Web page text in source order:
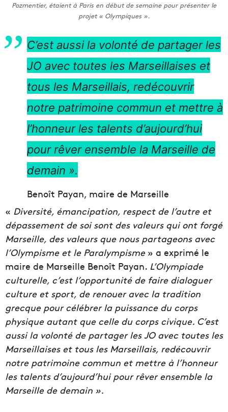
Pozmentier, étaient à Paris en début de semaine pour présenter le
projet « Olympiques ».
C’est aussi la volonté de partager les
JO avec toutes les Marseillaises et
tous les Marseillais, redécouvrir
notre patrimoine commun et mettre à
l’honneur les talents d’aujourd’hui
pour rêver ensemble la Marseille de
demain ».
Benoît Payan, maire de Marseille
« Diversité, émancipation, respect de l’autre et
dépassement de soi sont des valeurs qui ont forgé
Marseille, des valeurs que nous partageons avec
l’Olympisme et le Paralympisme» a exprimé le
maire de Marseille Benoît Payan. L’Olympiade
culturelle, c’est l’opportunité de faire dialoguer
culture et sport, de renouer avec la tradition
grecque pour célébrer la puissance du corps
physique autant que celle du corps civique. C’est
aussi la volonté de partager les JO avec toutes les
Marseillaises et tous les Marseillais, redécouvrir
notre patrimoine commun et mettre à l’honneur
les talents d’aujourd’hui pour rêver ensemble la
Marseille de demain ».